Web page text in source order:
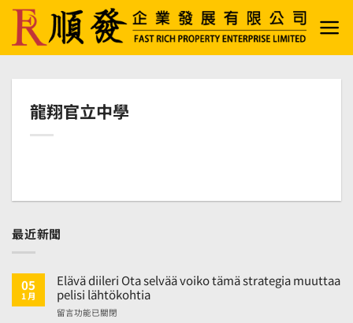
Skip
content
最近新聞
05
1 月
Elävä diileri Ota selvää voiko tämä strategia muuttaa
pelisi lähtökohtia
在
留言功能已關閉
龍翔官立中學